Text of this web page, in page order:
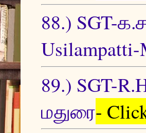
88.) SGT-
89.) SGT-
மதுரை-